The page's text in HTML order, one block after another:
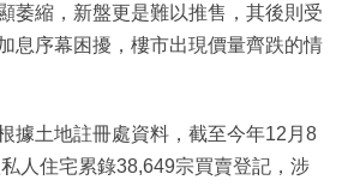
萎縮，新盤更是難以推售，其後則受
息序幕困擾，樓市出現價量齊跌的情
據土地註冊處資料，截至今年12月8
人住宅累錄38,649宗買賣登記，涉